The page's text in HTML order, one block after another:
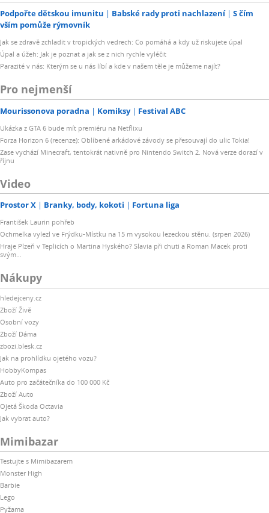
Podpořte dětskou imunitu Babské rady proti nachlazení
S čím
vším pomůže rýmovník
Jak se zdravě zchladit v tropických vedrech: Co pomáhá a kdy už riskujete úpal
Úpal a úžeh: Jak je poznat a jak se z nich rychle vyléčit
Parazité v nás: Kterým se u nás líbí a kde v našem těle je můžeme najít?
Pro nejmenší
Mourissonova poradna Komiksy Festival ABC
Ukázka z GTA 6 bude mít premiéru na Netflixu
Forza Horizon 6 (recenze): Oblíbené arkádové závody se přesouvají do ulic Tokia!
Zase vychází Minecraft, tentokrát nativně pro Nintendo Switch 2. Nová verze dorazí v
říjnu
Video
Prostor X Branky, body, kokoti Fortuna liga
František Laurin pohřeb
Ochmelka vylezl ve Frýdku-Místku na 15 m vysokou lezeckou stěnu. (srpen 2026)
Hraje Plzeň v Teplicích o Martina Hyského? Slavia při chuti a Roman Macek proti
svým…
Nákupy
hledejceny.cz
Zboží Živě
Osobní vozy
Zboží Dáma
zbozi.blesk.cz
Jak na prohlídku ojetého vozu?
HobbyKompas
Auto pro začátečníka do 100 000 Kč
Zboží Auto
Ojetá Škoda Octavia
Jak vybrat auto?
Mimibazar
Testujte s Mimibazarem
Monster High
Barbie
Lego
Pyžama